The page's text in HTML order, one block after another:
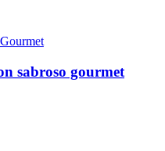
sabroso gourmet